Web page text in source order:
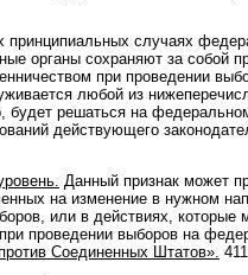
принципиальных случаях
органы сохраняют за собой
при проведении
любой из
будет решаться на
действующего
Данный признак может
на изменение в нужном
или в действиях, которые
проведении выборов на
Соединенных Штатов».